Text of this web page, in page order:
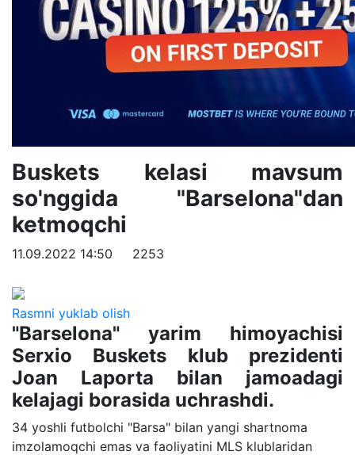
Buskets kelasi mavsum
so'nggida "Barselona"dan
ketmoqchi
11.09.2022 14:50 2253
Rasmni yuklab olish
"Barselona" yarim himoyachisi
Serxio Buskets klub prezidenti
Joan Laporta bilan jamoadagi
kelajagi borasida uchrashdi.
34 yoshli futbolchi "Barsa" bilan yangi shartnoma
imzolamoqchi emas va faoliyatini MLS klublaridan